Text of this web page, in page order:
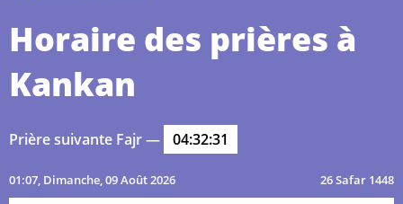
Horaire des prières à
Kankan
Prière suivante Fajr — 04:32:31
01:07, Dimanche, 09 Août 2026 26 Safar 1448